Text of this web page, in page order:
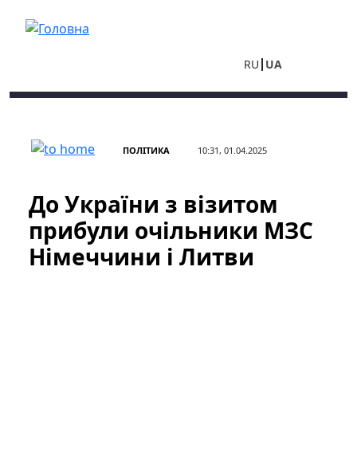
RU UA
ПОЛІТИКА 10:31, 01.04.2025
До України з візитом
прибули очільники МЗС
Німеччини і Литви